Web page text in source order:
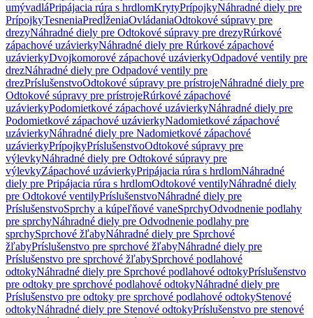
umývadláPripájacia rúra s hrdlomKrytyPrípojkyNáhradné diely pre
PrípojkyTesneniaPredĺženiaOvládaniaOdtokové súpravy pre
drezyNáhradné diely pre Odtokové súpravy pre drezyRúrkové
zápachové uzávierkyNáhradné diely pre Rúrkové zápachové
uzávierkyDvojkomorové zápachové uzávierkyOdpadové ventily pre
drezNáhradné diely pre Odpadové ventily pre
drezPríslušenstvoOdtokové súpravy pre prístrojeNáhradné diely pre
Odtokové súpravy pre prístrojeRúrkové zápachové
uzávierkyPodomietkové zápachové uzávierkyNáhradné diely pre
Podomietkové zápachové uzávierkyNadomietkové zápachové
uzávierkyNáhradné diely pre Nadomietkové zápachové
uzávierkyPrípojkyPríslušenstvoOdtokové súpravy pre
výlevkyNáhradné diely pre Odtokové súpravy pre
výlevkyZápachové uzávierkyPripájacia rúra s hrdlomNáhradné
diely pre Pripájacia rúra s hrdlomOdtokové ventilyNáhradné diely
pre Odtokové ventilyPríslušenstvoNáhradné diely pre
PríslušenstvoSprchy a kúpeľňové vaneSprchyOdvodnenie podlahy
pre sprchyNáhradné diely pre Odvodnenie podlahy pre
sprchySprchové žľabyNáhradné diely pre Sprchové
žľabyPríslušenstvo pre sprchové žľabyNáhradné diely pre
Príslušenstvo pre sprchové žľabySprchové podlahové
odtokyNáhradné diely pre Sprchové podlahové odtokyPríslušenstvo
pre odtoky pre sprchové podlahové odtokyNáhradné diely pre
Príslušenstvo pre odtoky pre sprchové podlahové odtokyStenové
odtokyNáhradné diely pre Stenové odtokyPríslušenstvo pre stenové